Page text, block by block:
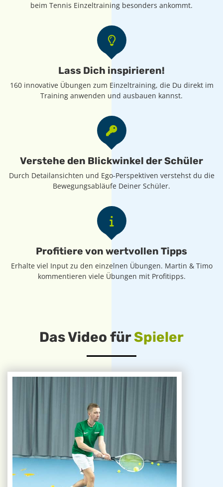
beim Tennis Einzeltraining besonders ankommt.
Lass Dich inspirieren!
160 innovative Übungen zum Einzeltraining, die Du direkt im
Training anwenden und ausbauen kannst.
Verstehe den Blickwinkel der Schüler
Durch Detailansichten und Ego-Perspektiven verstehst du die
Bewegungsabläufe Deiner Schüler.
Profitiere von wertvollen Tipps
Erhalte viel Input zu den einzelnen Übungen. Martin & Timo
kommentieren viele Übungen mit Profitipps.
Das Video fürSpieler